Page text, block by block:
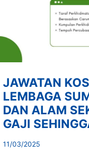
JAWATAN
LEMBAGA
DAN ALAM
GAJI
11/03/2025